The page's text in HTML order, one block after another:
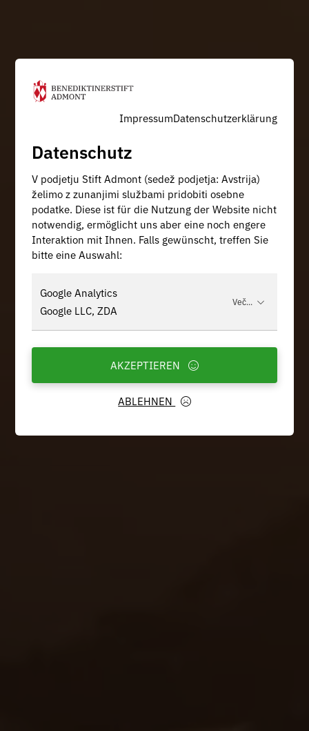
ImpressumDatenschutzerklärung
Datenschutz
V podjetju Stift Admont (sedež podjetja: Avstrija)
želimo z zunanjimi službami pridobiti osebne
podatke. Diese ist für die Nutzung der Website nicht
notwendig, ermöglicht uns aber eine noch engere
Interaktion mit Ihnen. Falls gewünscht, treffen Sie
bitte eine Auswahl:
Google Analytics
Google LLC, ZDA
Več...
ABLEHNEN
AKZEPTIEREN